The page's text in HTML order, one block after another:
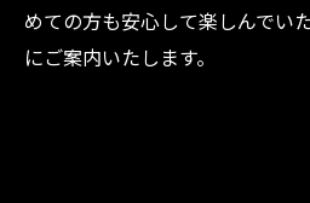
めての方も安心して楽しんでい
にご案内いたします。
お問い合わせは